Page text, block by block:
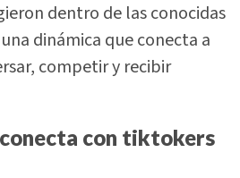
dentro de las conocidas
dinámica que conecta a
competir y recibir
con tiktokers